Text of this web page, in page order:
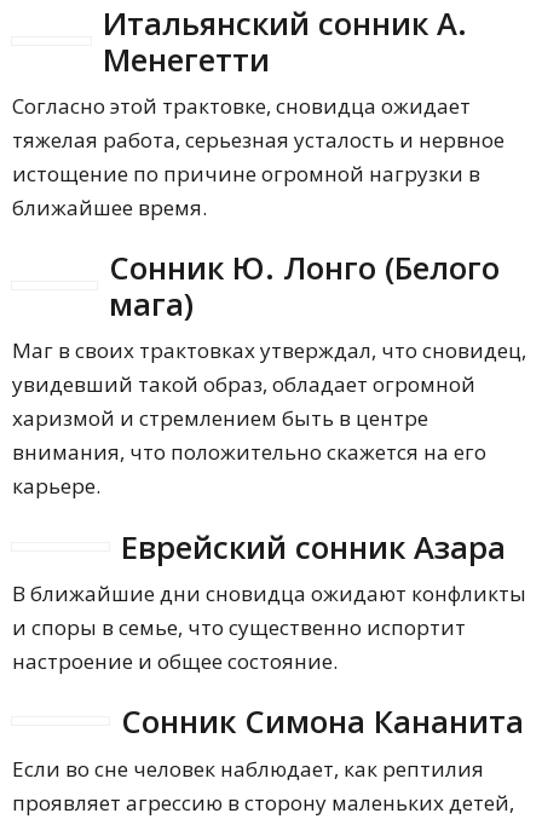
Итальянский сонник А.
Менегетти
Согласно этой трактовке, сновидца ожидает
тяжелая работа, серьезная усталость и нервное
истощение по причине огромной нагрузки в
ближайшее время.
Сонник Ю. Лонго (Белого
мага)
Маг в своих трактовках утверждал, что сновидец,
увидевший такой образ, обладает огромной
харизмой и стремлением быть в центре
внимания, что положительно скажется на его
карьере.
Еврейский сонник Азара
В ближайшие дни сновидца ожидают конфликты
и споры в семье, что существенно испортит
настроение и общее состояние.
Сонник Симона Кананита
Если во сне человек наблюдает, как рептилия
проявляет агрессию в сторону маленьких детей,